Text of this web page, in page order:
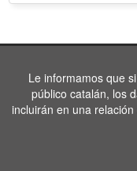
Le informamos que
público catalán, los
incluirán en una